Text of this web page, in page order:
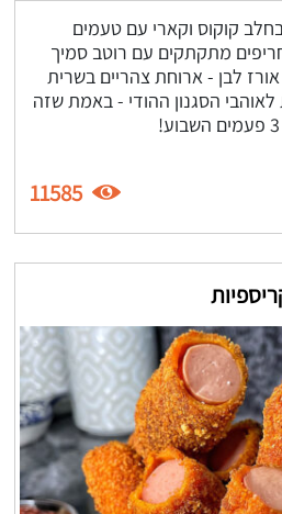
קוקוס וקארי עם טעמים
מתקתקים עם רוטב סמיך
לבן - ארוחת צהריים בשרית
הסגנון ההודי - באמת שזה
11585